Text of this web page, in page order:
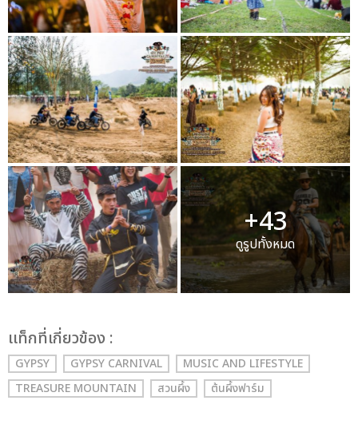
+43
ดูรูปทั้งหมด
เเท็กที่เกี่ยวข้อง :
GYPSY GYPSY CARNIVAL
MUSIC AND LIFESTYLE
TREASURE MOUNTAIN
สวนผึ้ง ต้นผึ้งฟาร์ม